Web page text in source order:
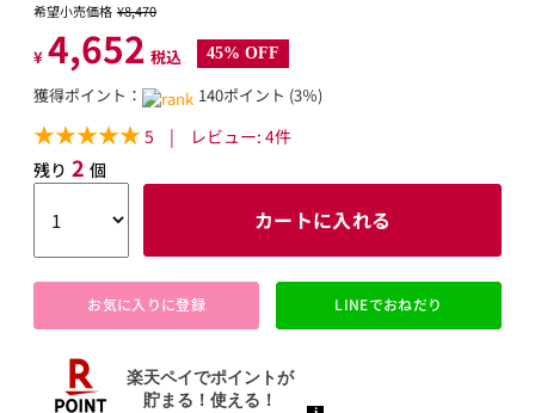
希望小売価格 ¥8,470
¥ 4,652 税込 45% OFF
獲得ポイント： 140ポイント (3％)
5 | レビュー: 4件
残り 2 個
カートに入れる
お気に入りに登録 LINEでおねだり